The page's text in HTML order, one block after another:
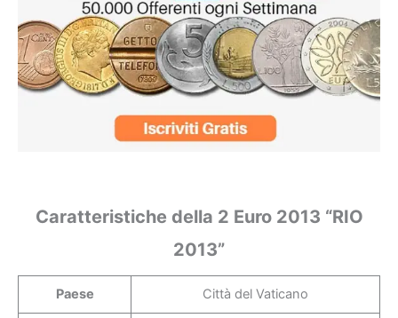
Caratteristiche della 2 Euro 2013 “RIO
2013”
Paese Città del Vaticano